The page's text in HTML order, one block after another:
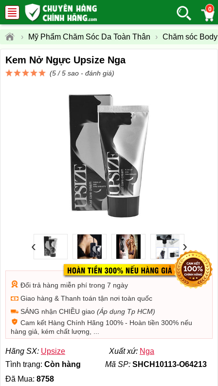
0
› Mỹ Phẩm Chăm Sóc Da Toàn Thân › Chăm sóc Body
Kem Nở Ngực Upsize Nga
(5 / 5 sao - đánh giá)
‹ ›
Đổi trả hàng miễn phí trong 7 ngày
Giao hàng & Thanh toán tận nơi toàn quốc
SÁNG nhận CHIỀU giao (Áp dụng Tp HCM)
Cam kết Hàng Chính Hãng 100% - Hoàn tiền 300% nếu
hàng giả, kém chất lượng, ...
Hãng SX: Upsize Xuất xứ: Nga
Tình trạng: Còn hàng Mã SP: SHCH10113-O64213
Đã Mua: 8758